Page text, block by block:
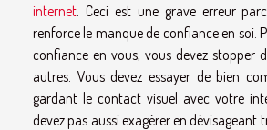
internet . Ceci est une grave erreur
renforce le manque de confiance en soi.
confiance en vous, vous devez stopper
autres. Vous devez essayer de bien
gardant le contact visuel avec votre
devez pas aussi exagérer en dévisageant